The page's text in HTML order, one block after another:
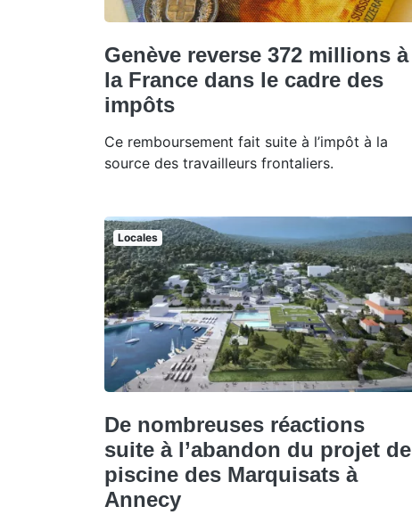
Genève reverse 372 millions à
la France dans le cadre des
impôts
Ce remboursement fait suite à l’impôt à la
source des travailleurs frontaliers.
Locales
De nombreuses réactions
suite à l’abandon du projet de
piscine des Marquisats à
Annecy